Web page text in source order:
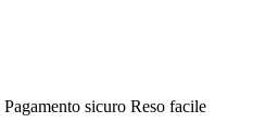
Pagamento sicuro Reso facile